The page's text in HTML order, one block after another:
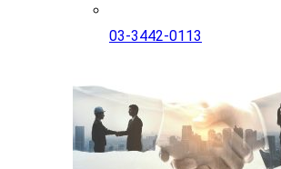
03-3442-0113